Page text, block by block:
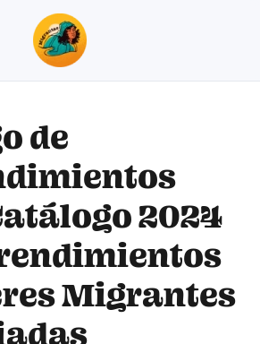
de
2024
Migrantes